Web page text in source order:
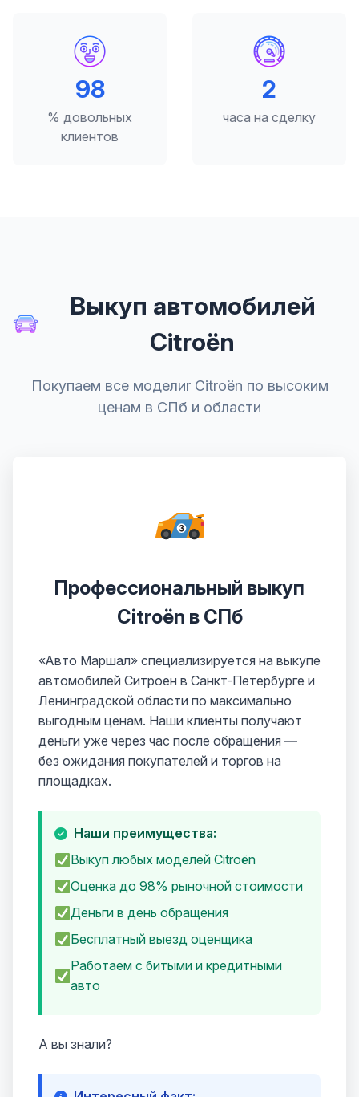
98
% довольных
клиентов
2
часа на сделку
Выкуп автомобилей
Citroën
Покупаем все моделиr Citroën по высоким
ценам в СПб и области
Профессиональный выкуп
Citroën в СПб
«Авто Маршал» специализируется на выкупе
автомобилей Ситроен в Санкт-Петербурге и
Ленинградской области по максимально
выгодным ценам. Наши клиенты получают
деньги уже через час после обращения —
без ожидания покупателей и торгов на
площадках.
Наши преимущества:
Выкуп любых моделей Citroën
Оценка до 98% рыночной стоимости
Деньги в день обращения
Бесплатный выезд оценщика
Работаем с битыми и кредитными
авто
А вы знали?